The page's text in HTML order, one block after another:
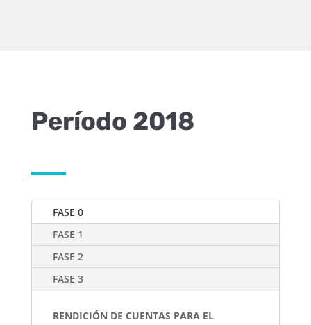
Período 2018
FASE 0
FASE 1
FASE 2
FASE 3
RENDICIÓN DE CUENTAS PARA EL